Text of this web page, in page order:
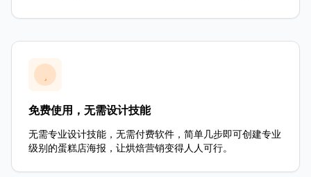
免费使用，无需设计技能
无需专业设计技能，无需付费软件，简单几步即可创建专业
级别的蛋糕店海报，让烘焙营销变得人人可行。